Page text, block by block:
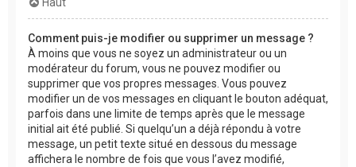
Haut
Comment puis-je modifier ou supprimer un message ?
À moins que vous ne soyez un administrateur ou un
modérateur du forum, vous ne pouvez modifier ou
supprimer que vos propres messages. Vous pouvez
modifier un de vos messages en cliquant le bouton adéquat,
parfois dans une limite de temps après que le message
initial ait été publié. Si quelqu’un a déjà répondu à votre
message, un petit texte situé en dessous du message
affichera le nombre de fois que vous l’avez modifié,